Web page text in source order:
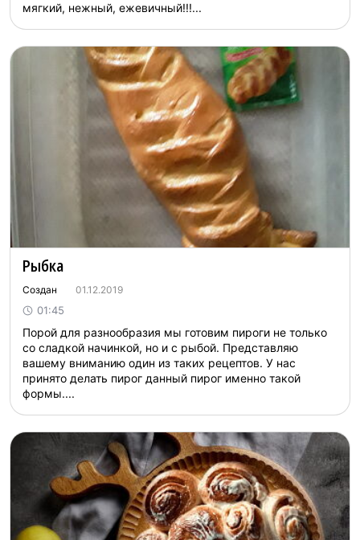
мягкий, нежный, ежевичный!!!...
Рыбка
Создан 01.12.2019
01:45
Порой для разнообразия мы готовим пироги не только
со сладкой начинкой, но и с рыбой. Представляю
вашему вниманию один из таких рецептов. У нас
принято делать пирог данный пирог именно такой
формы....